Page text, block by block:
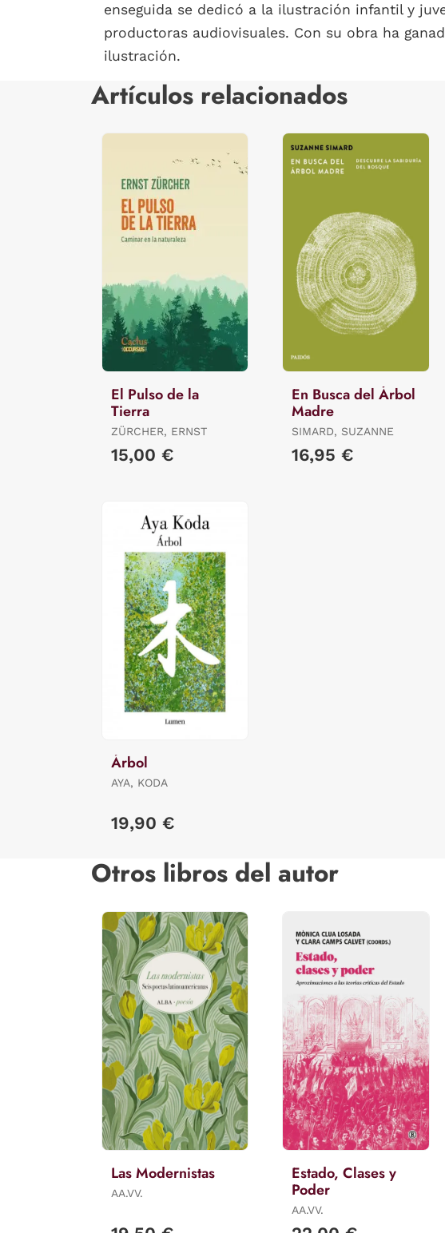
enseguida se dedicó a la ilustración infantil y
productoras audiovisuales. Con su obra ha
ilustración.
Artículos relacionados
El Pulso de la
Tierra
ZÜRCHER, ERNST
15,00 €
En Busca del Árbol
Madre
SIMARD, SUZANNE
16,95 €
Árbol
AYA, KODA
19,90 €
Otros libros del autor
Las Modernistas
AA.VV.
Estado, Clases y
Poder
AA.VV.